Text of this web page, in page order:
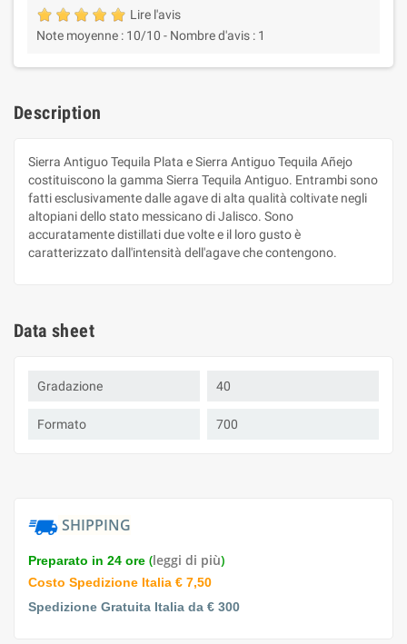
Lire l'avis
Note moyenne : 10/10 - Nombre d'avis : 1
Description
Sierra Antiguo Tequila Plata e Sierra Antiguo Tequila Añejo
costituiscono la gamma Sierra Tequila Antiguo. Entrambi sono
fatti esclusivamente dalle agave di alta qualità coltivate negli
altopiani dello stato messicano di Jalisco. Sono
accuratamente distillati due volte e il loro gusto è
caratterizzato dall'intensità dell'agave che contengono.
Data sheet
Gradazione 40
Formato 700
SHIPPING
Preparato in 24 ore (leggi di più)
Costo Spedizione Italia € 7,50
Spedizione Gratuita Italia da € 300